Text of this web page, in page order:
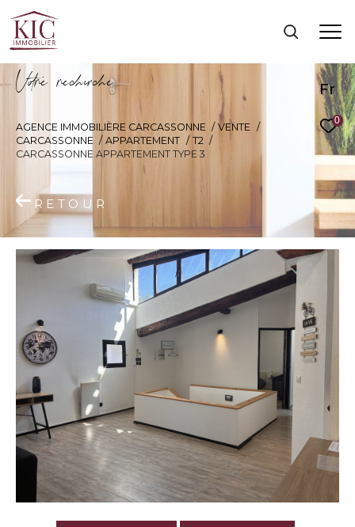
Fr
0
Vore recece
AGENCE IMMOBILIÈRE CARCASSONNE
VENTE
CARCASSONNE
APPARTEMENT
T2
CARCASSONNE APPARTEMENT TYPE 3
RETOUR